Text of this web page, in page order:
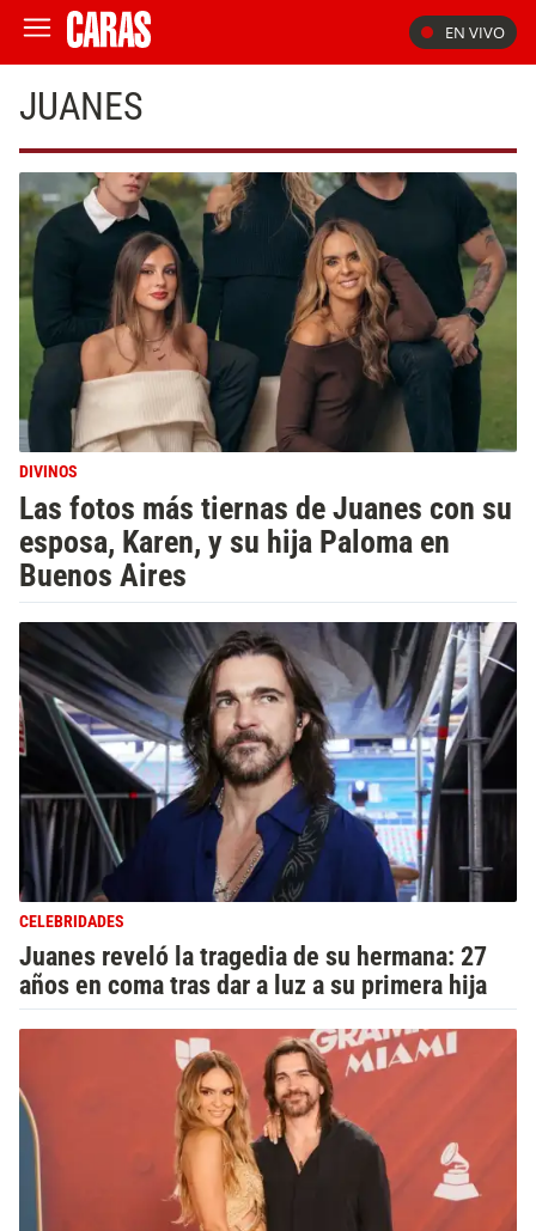
EN VIVO
JUANES
DIVINOS
Las fotos más tiernas de Juanes con su
esposa, Karen, y su hija Paloma en
Buenos Aires
CELEBRIDADES
Juanes reveló la tragedia de su hermana: 27
años en coma tras dar a luz a su primera hija